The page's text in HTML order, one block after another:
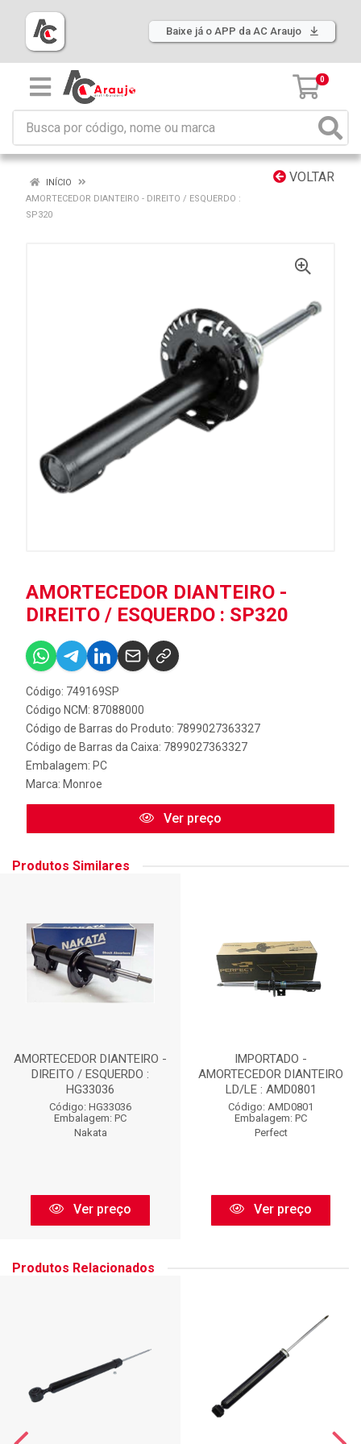
Baixe já o APP da AC Araujo
0
VOLTAR
INÍCIO
AMORTECEDOR DIANTEIRO - DIREITO / ESQUERDO :
SP320
AMORTECEDOR DIANTEIRO -
DIREITO / ESQUERDO : SP320
Código: 749169SP
Código NCM: 87088000
Código de Barras do Produto: 7899027363327
Código de Barras da Caixa: 7899027363327
Embalagem: PC
Marca: Monroe
Ver preço
Produtos Similares
AMORTECEDOR DIANTEIRO -
DIREITO / ESQUERDO :
HG33036
Código: HG33036
Embalagem: PC
Nakata
Ver preço
IMPORTADO -
AMORTECEDOR DIANTEIRO
LD/LE : AMD0801
Código: AMD0801
Embalagem: PC
Perfect
Ver preço
Produtos Relacionados